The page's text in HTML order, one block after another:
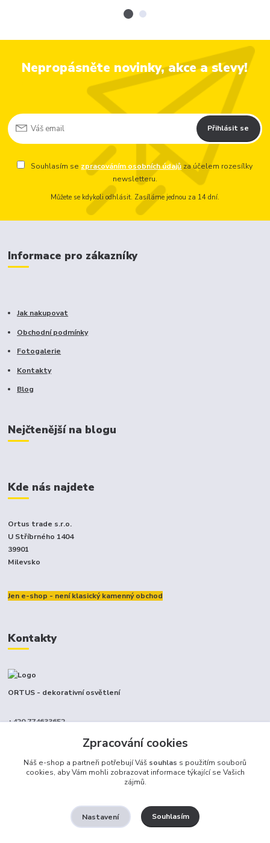
Nepropásněte novinky, akce a slevy!
Přihlásit se
Souhlasím se zpracováním osobních údajů za účelem rozesílky
newsletteru.
Můžete se kdykoli odhlásit. Zasíláme jednou za 14 dní.
Informace pro zákazníky
Jak nakupovat
Obchodní podmínky
Fotogalerie
Kontakty
Blog
Nejčtenější na blogu
Kde nás najdete
Ortus trade s.r.o.
U Stříbrného 1404
39901
Milevsko
Jen e-shop - není klasický kamenný obchod
Kontakty
ORTUS - dekorativní osvětlení
+420 774633652
Zpracování cookies
Náš e-shop a partneři potřebují Váš souhlas s použitím souborů
cookies, aby Vám mohli zobrazovat informace týkající se Vašich
zájmů.
Nastavení Souhlasím